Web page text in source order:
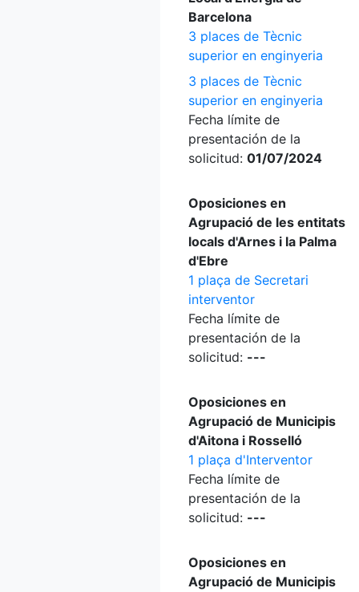
Barcelona
3 places de Tècnic
superior en enginyeria
3 places de Tècnic
superior en enginyeria
Fecha límite de
presentación de la
solicitud: 01/07/2024
Oposiciones en
Agrupació de les entitats
locals d'Arnes i la Palma
d'Ebre
1 plaça de Secretari
interventor
Fecha límite de
presentación de la
solicitud: ---
Oposiciones en
Agrupació de Municipis
d'Aitona i Rosselló
1 plaça d'Interventor
Fecha límite de
presentación de la
solicitud: ---
Oposiciones en
Agrupació de Municipis